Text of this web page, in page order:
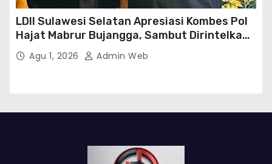
LDII Sulawesi Selatan Apresiasi Kombes Pol
Hajat Mabrur Bujangga, Sambut Dirintelkam
Baru Kombes Pol Dulfi Muis
Agu 1, 2026 Admin Web